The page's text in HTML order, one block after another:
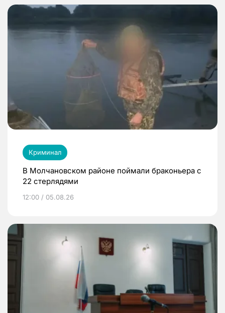
Криминал
В Молчановском районе поймали браконьера с
22 стерлядями
12:00 / 05.08.26